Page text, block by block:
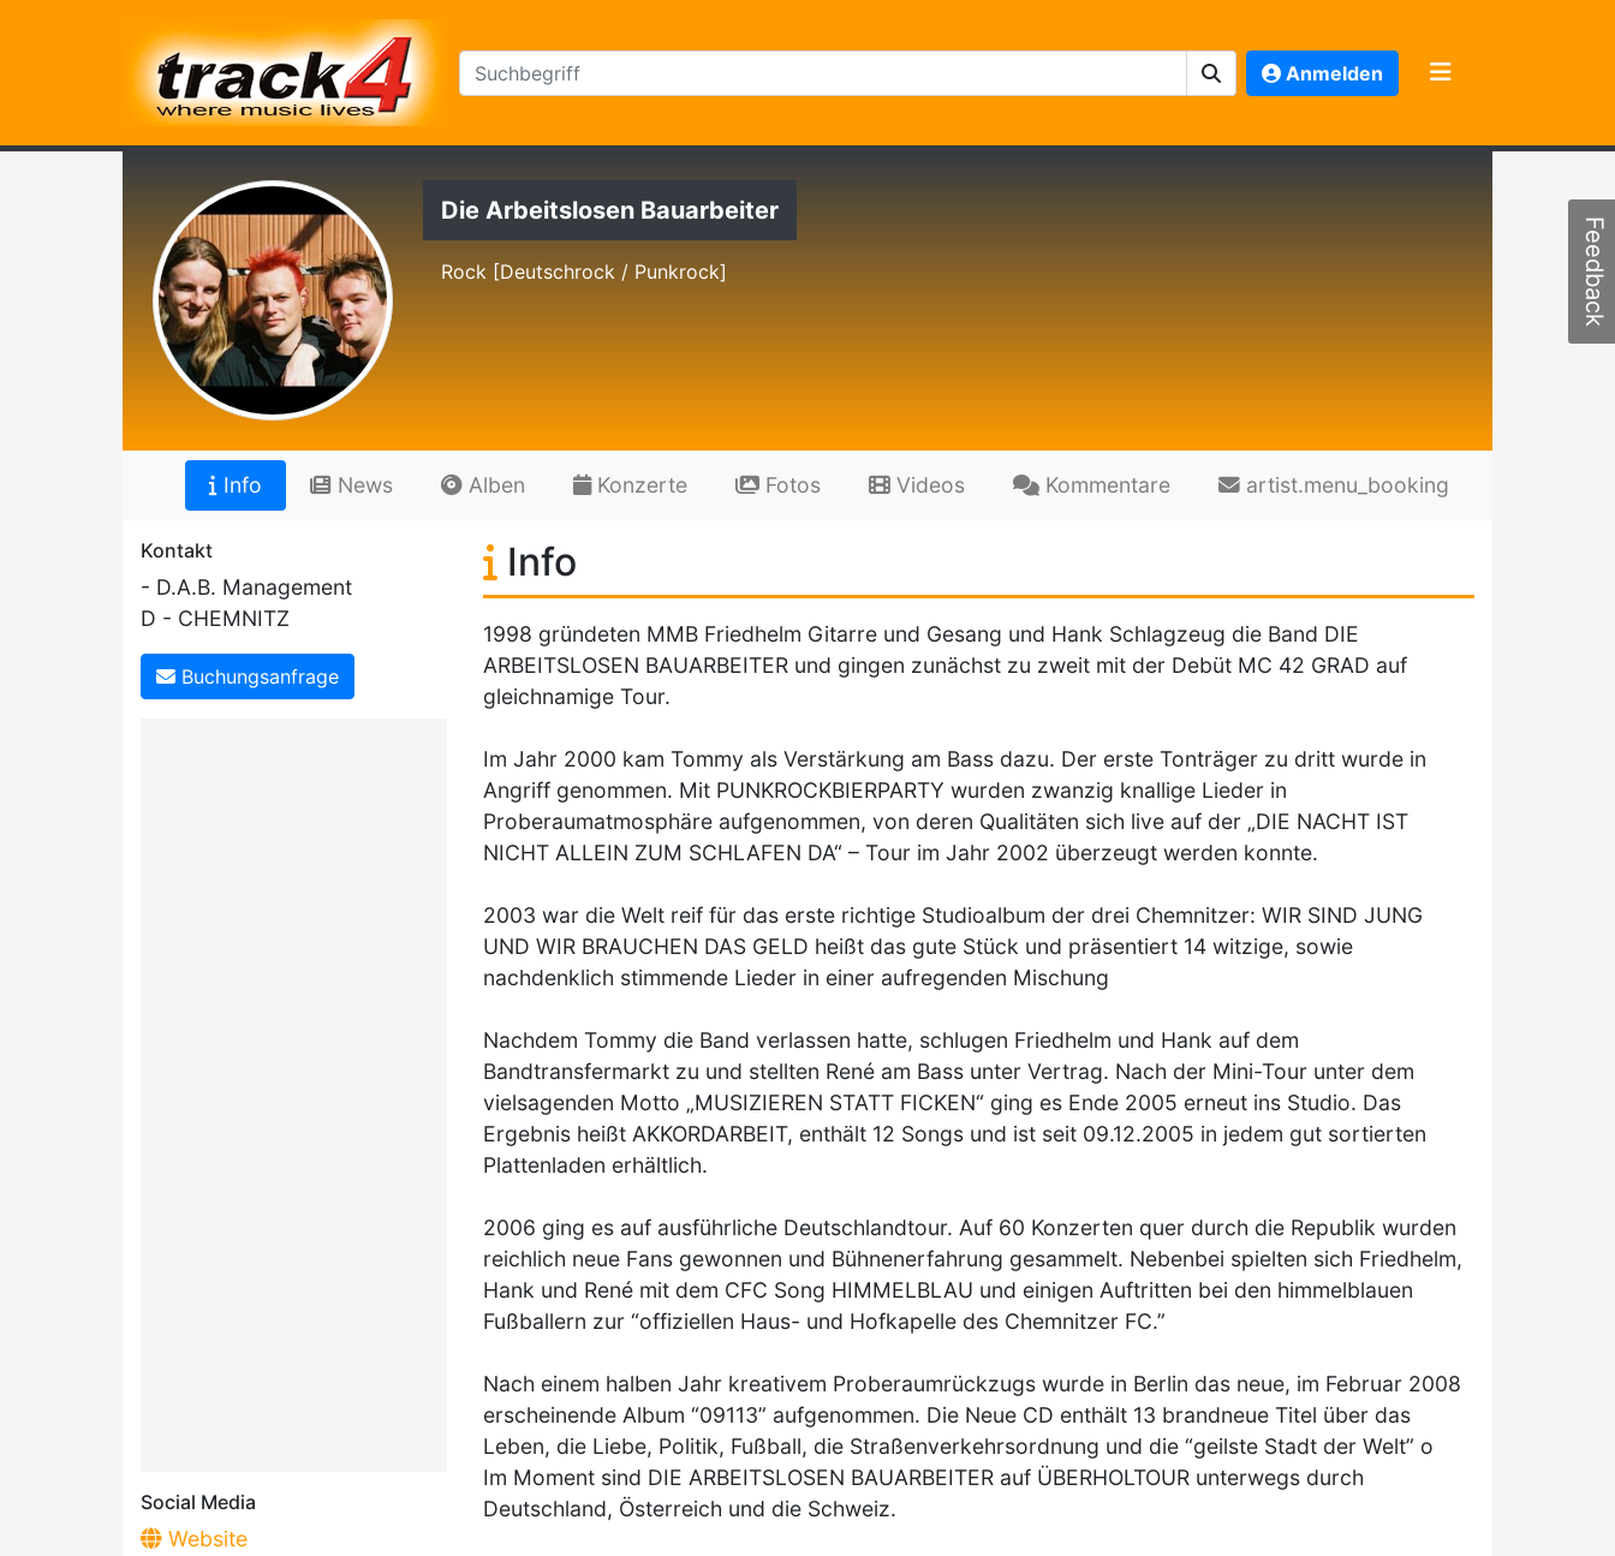
Anmelden
Die Arbeitslosen Bauarbeiter
Rock [Deutschrock / Punkrock]
Info News Alben Konzerte Fotos Videos Kommentare artist.menu_booking
Kontakt
- D.A.B. Management
D - CHEMNITZ
Buchungsanfrage
Social Media
Website
Info
1998 gründeten MMB Friedhelm Gitarre und Gesang und Hank Schlagzeug die Band DIE
ARBEITSLOSEN BAUARBEITER und gingen zunächst zu zweit mit der Debüt MC 42 GRAD auf
gleichnamige Tour.
Im Jahr 2000 kam Tommy als Verstärkung am Bass dazu. Der erste Tonträger zu dritt wurde in
Angriff genommen. Mit PUNKROCKBIERPARTY wurden zwanzig knallige Lieder in
Proberaumatmosphäre aufgenommen, von deren Qualitäten sich live auf der „DIE NACHT IST
NICHT ALLEIN ZUM SCHLAFEN DA“ – Tour im Jahr 2002 überzeugt werden konnte.
2003 war die Welt reif für das erste richtige Studioalbum der drei Chemnitzer: WIR SIND JUNG
UND WIR BRAUCHEN DAS GELD heißt das gute Stück und präsentiert 14 witzige, sowie
nachdenklich stimmende Lieder in einer aufregenden Mischung
Nachdem Tommy die Band verlassen hatte, schlugen Friedhelm und Hank auf dem
Bandtransfermarkt zu und stellten René am Bass unter Vertrag. Nach der Mini-Tour unter dem
vielsagenden Motto „MUSIZIEREN STATT FICKEN“ ging es Ende 2005 erneut ins Studio. Das
Ergebnis heißt AKKORDARBEIT, enthält 12 Songs und ist seit 09.12.2005 in jedem gut sortierten
Plattenladen erhältlich.
2006 ging es auf ausführliche Deutschlandtour. Auf 60 Konzerten quer durch die Republik wurden
reichlich neue Fans gewonnen und Bühnenerfahrung gesammelt. Nebenbei spielten sich Friedhelm,
Hank und René mit dem CFC Song HIMMELBLAU und einigen Auftritten bei den himmelblauen
Fußballern zur “offiziellen Haus- und Hofkapelle des Chemnitzer FC.”
Nach einem halben Jahr kreativem Proberaumrückzugs wurde in Berlin das neue, im Februar 2008
erscheinende Album “09113” aufgenommen. Die Neue CD enthält 13 brandneue Titel über das
Leben, die Liebe, Politik, Fußball, die Straßenverkehrsordnung und die “geilste Stadt der Welt” o
Im Moment sind DIE ARBEITSLOSEN BAUARBEITER auf ÜBERHOLTOUR unterwegs durch
Deutschland, Österreich und die Schweiz.
Feedback